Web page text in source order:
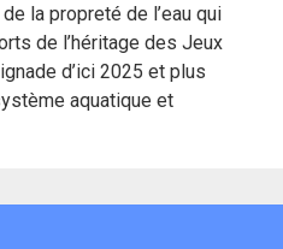
la propreté de l’eau qui
de l’héritage des Jeux
d’ici 2025 et plus
aquatique et